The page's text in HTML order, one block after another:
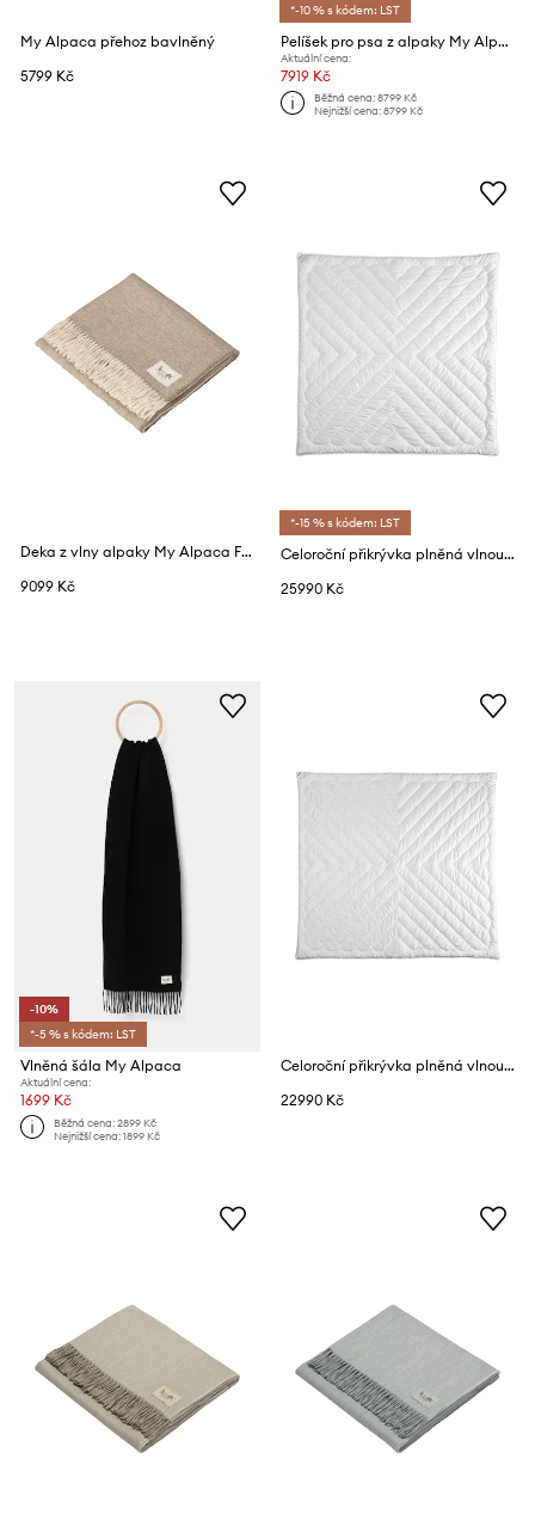
My Alpaca přehoz bavlněný
5799 Kč
*-10 % s kódem: LST
Pelíšek pro psa z alpaky My Alpaca 100 x 80 x 10 cm
Aktuální cena:
7919 Kč
Běžná cena:8799 Kč
Nejnižší cena:8799 Kč
Deka z vlny alpaky My Alpaca Fishbone 150 x 200 cm
9099 Kč
*-15 % s kódem: LST
Celoroční přikrývka plněná vlnou z alpaky My Alpaca 220 x 200 cm
25990 Kč
-10%
*-5 % s kódem: LST
Vlněná šála My Alpaca
Aktuální cena:
1699 Kč
Běžná cena:2899 Kč
Nejnižší cena:1899 Kč
Celoroční přikrývka plněná vlnou z alpaky My Alpaca 200 x 200 cm
22990 Kč